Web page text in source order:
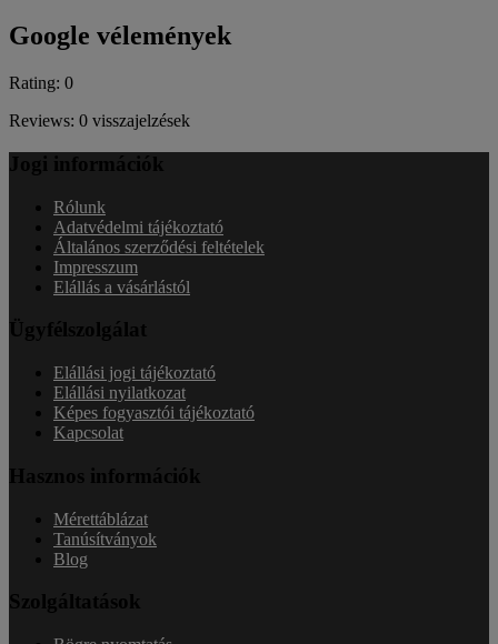
Google vélemények
Rating: 0
Reviews: 0 visszajelzések
Jogi információk
Rólunk
Adatvédelmi tájékoztató
Általános szerződési feltételek
Impresszum
Elállás a vásárlástól
Ügyfélszolgálat
Elállási jogi tájékoztató
Elállási nyilatkozat
Képes fogyasztói tájékoztató
Kapcsolat
Hasznos információk
Mérettáblázat
Tanúsítványok
Blog
Szolgáltatások